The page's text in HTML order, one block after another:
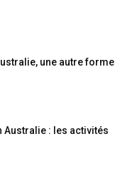
une autre forme
Australie : les activités